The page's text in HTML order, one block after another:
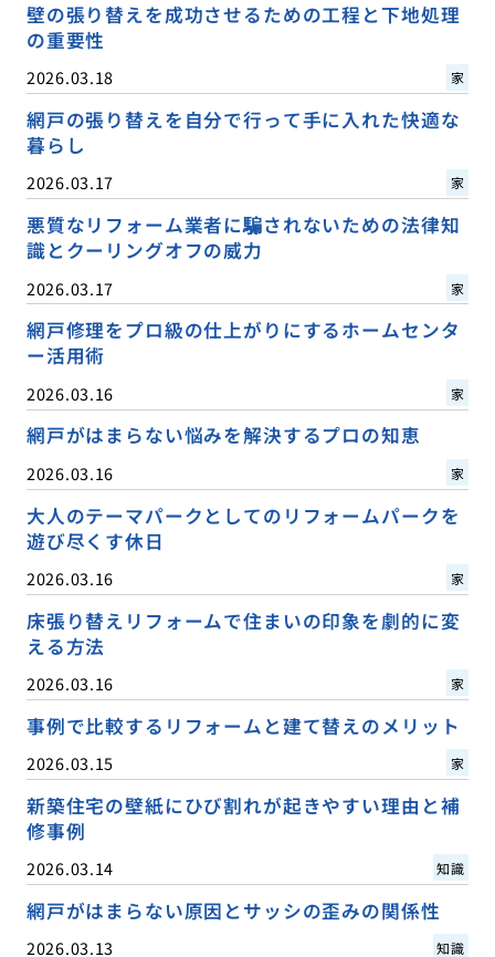
壁の張り替えを成功させるための工程と下地処理
の重要性
2026.03.18 家
網戸の張り替えを自分で行って手に入れた快適な
暮らし
2026.03.17 家
悪質なリフォーム業者に騙されないための法律知
識とクーリングオフの威力
2026.03.17 家
網戸修理をプロ級の仕上がりにするホームセンタ
ー活用術
2026.03.16 家
網戸がはまらない悩みを解決するプロの知恵
2026.03.16 家
大人のテーマパークとしてのリフォームパークを
遊び尽くす休日
2026.03.16 家
床張り替えリフォームで住まいの印象を劇的に変
える方法
2026.03.16 家
事例で比較するリフォームと建て替えのメリット
2026.03.15 家
新築住宅の壁紙にひび割れが起きやすい理由と補
修事例
2026.03.14 知識
網戸がはまらない原因とサッシの歪みの関係性
2026.03.13 知識